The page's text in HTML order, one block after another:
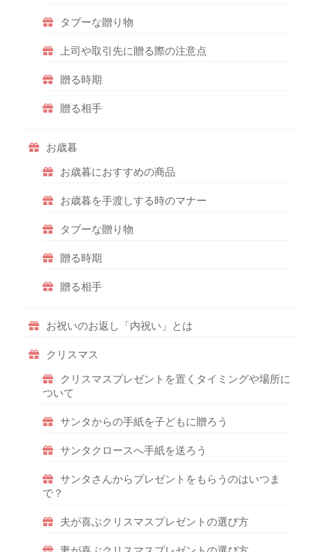
タブーな贈り物
上司や取引先に贈る際の注意点
贈る時期
贈る相手
お歳暮
お歳暮におすすめの商品
お歳暮を手渡しする時のマナー
タブーな贈り物
贈る時期
贈る相手
お祝いのお返し「内祝い」とは
クリスマス
クリスマスプレゼントを置くタイミングや場所に
ついて
サンタからの手紙を子どもに贈ろう
サンタクロースへ手紙を送ろう
サンタさんからプレゼントをもらうのはいつま
で？
夫が喜ぶクリスマスプレゼントの選び方